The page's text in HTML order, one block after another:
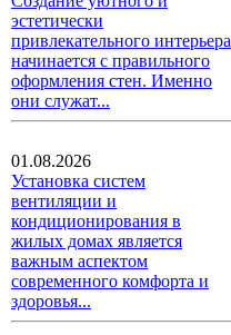
эстетически
привлекательного интерьера
начинается с правильного
оформления стен. Именно
они служат...
01.08.2026
Установка систем
вентиляции и
кондиционирования в
жилых домах является
важным аспектом
современного комфорта и
здоровья...